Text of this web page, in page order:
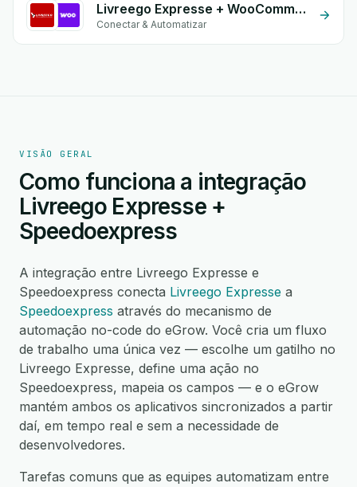
Livreego Expresse + WooCommerce
Conectar & Automatizar
VISÃO GERAL
Como funciona a integração
Livreego Expresse +
Speedoexpress
A integração entre Livreego Expresse e
Speedoexpress conecta Livreego Expresse a
Speedoexpress através do mecanismo de
automação no-code do eGrow. Você cria um fluxo
de trabalho uma única vez — escolhe um gatilho no
Livreego Expresse, define uma ação no
Speedoexpress, mapeia os campos — e o eGrow
mantém ambos os aplicativos sincronizados a partir
daí, em tempo real e sem a necessidade de
desenvolvedores.
Tarefas comuns que as equipes automatizam entre